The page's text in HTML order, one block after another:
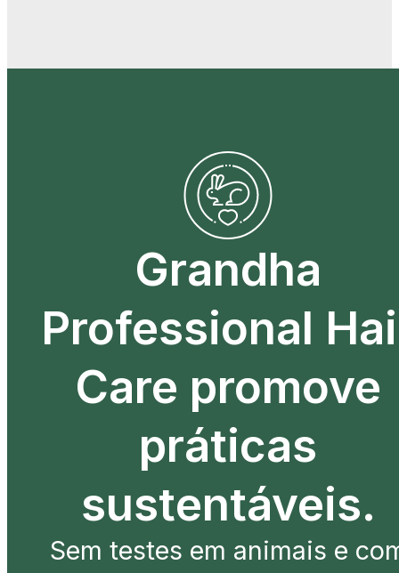
Grandha
Professional
Care promove
práticas
sustentáveis.
Sem testes em animais e